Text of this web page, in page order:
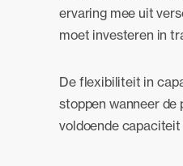
ervaring mee uit
moet investeren in
De flexibiliteit in
stoppen wanneer
voldoende capaciteit